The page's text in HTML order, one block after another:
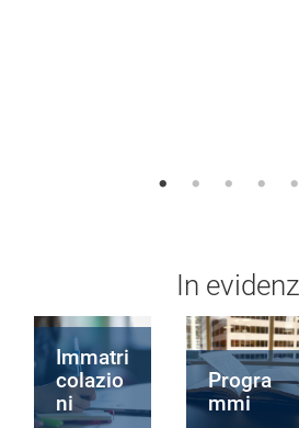
In
Immatri
colazio
ni
Progra
mmi